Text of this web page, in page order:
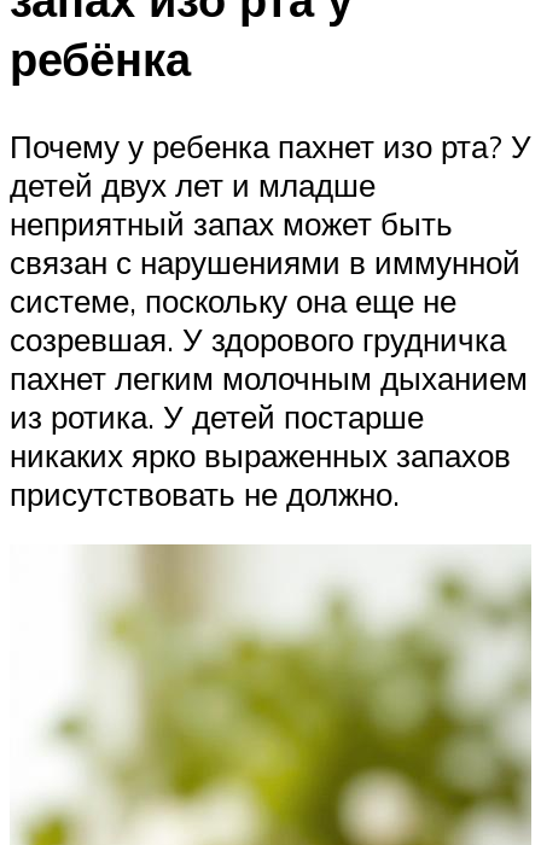
ребёнка
Почему у ребенка пахнет изо рта? У
детей двух лет и младше
неприятный запах может быть
связан с нарушениями в иммунной
системе, поскольку она еще не
созревшая. У здорового грудничка
пахнет легким молочным дыханием
из ротика. У детей постарше
никаких ярко выраженных запахов
присутствовать не должно.